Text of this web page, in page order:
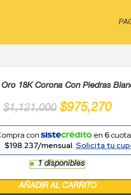
18K Corona Con Piedras
$1,121,000 $975,270
con en 6
$198.237/mensual.Solicita tu
1 disponibles
AÑADIR AL CARRITO